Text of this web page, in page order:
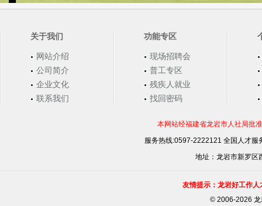
关于我们
网站介绍
公司简介
企业文化
联系我们
功能专区
现场招聘会
普工专区
残疾人就业
找回密码
本网站经福建省龙岩市人社局批
服务热线:0597-2222121 全国人才
地址：龙岩市新罗区
友情提示：龙岩好工作
©2006-2026 龙